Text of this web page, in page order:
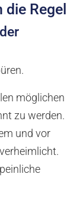
Regel
möglichen
zu werden.
und vor